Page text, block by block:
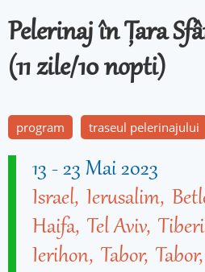
Pelerinaj în Țara
(11 zile/10 nopti)
program traseul pelerinajului
13 -23 Mai 2023
Israel Ierusalim
Haifa Tel Aviv
Ierihon Tabor Tabor